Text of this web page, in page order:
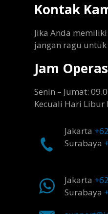
Kontak
Jika Anda
jangan ragu
Jam
Senin – Jumat:
Kecuali Hari Libur
Jakarta
Surabaya
Jakarta
Surabaya